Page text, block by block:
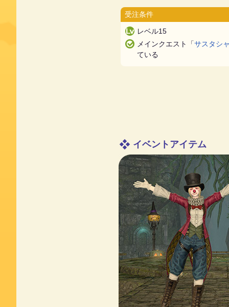
受注条件
レベル15
メインクエスト「サスタシ
ている
イベントアイテム